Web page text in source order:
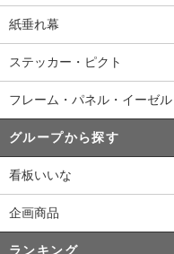
紙垂れ幕
ステッカー・ピクト
フレーム・パネル・イーゼル
グループから探す
看板いいな
企画商品
ランキング